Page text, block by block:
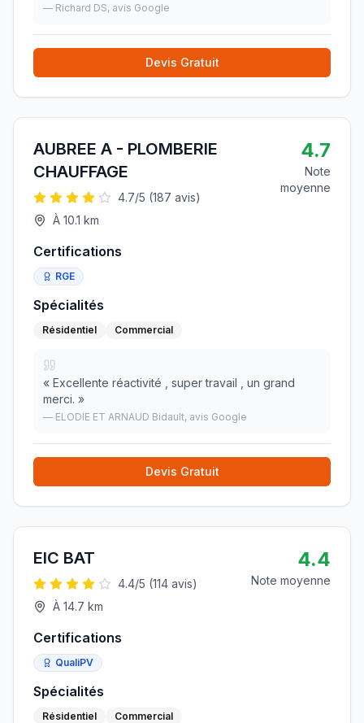
— Richard DS, avis Google
Devis Gratuit
AUBREE A - PLOMBERIE
CHAUFFAGE
4.7/5 (187 avis)
À 10.1 km
4.7
Note
moyenne
Certifications
RGE
Spécialités
Résidentiel Commercial
« Excellente réactivité , super travail , un grand
merci. »
— ELODIE ET ARNAUD Bidault, avis Google
Devis Gratuit
EIC BAT
4.4/5 (114 avis)
À 14.7 km
4.4
Note moyenne
Certifications
QualiPV
Spécialités
Résidentiel Commercial